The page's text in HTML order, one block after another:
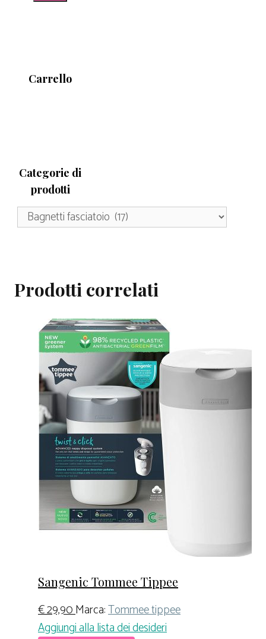
Carrello
Categorie di
prodotti
Prodotti correlati
Sangenic Tommee Tippee
€29,90Marca:Tommee tippee
Aggiungi alla lista dei desideri